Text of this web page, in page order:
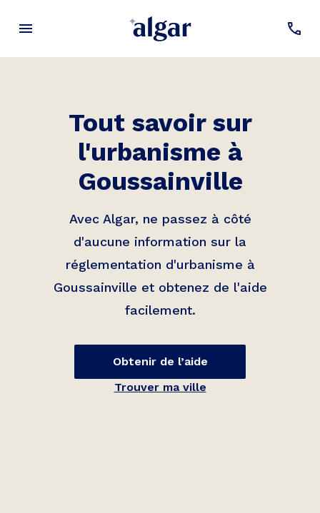
Tout savoir sur
l'urbanisme à
Goussainville
Avec Algar, ne passez à côté
d'aucune information sur la
réglementation d'urbanisme à
Goussainville et obtenez de l'aide
facilement.
Obtenir de l’aide
Trouver ma ville